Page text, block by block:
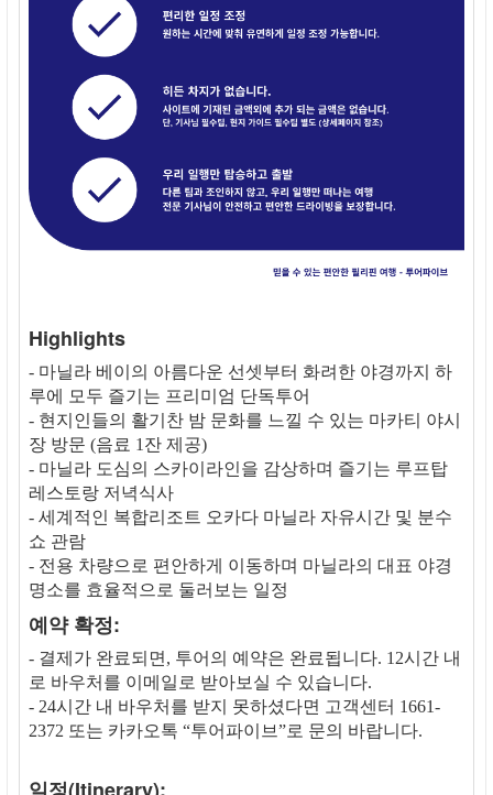
Highlights
- 마닐라 베이의 아름다운 선셋부터 화려한 야경까지 하
루에 모두 즐기는 프리미엄 단독투어
- 현지인들의 활기찬 밤 문화를 느낄 수 있는 마카티 야시
장 방문 (음료 1잔 제공)
- 마닐라 도심의 스카이라인을 감상하며 즐기는 루프탑
레스토랑 저녁식사
- 세계적인 복합리조트 오카다 마닐라 자유시간 및 분수
쇼 관람
- 전용 차량으로 편안하게 이동하며 마닐라의 대표 야경
명소를 효율적으로 둘러보는 일정
예약 확정:
- 결제가 완료되면, 투어의 예약은 완료됩니다. 12시간 내
로 바우처를 이메일로 받아보실 수 있습니다.
- 24시간 내 바우처를 받지 못하셨다면 고객센터 1661-
2372 또는 카카오톡 “투어파이브”로 문의 바랍니다.